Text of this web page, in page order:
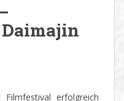
erfolgreich